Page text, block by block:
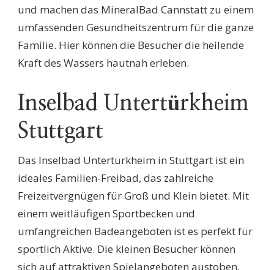
und machen das MineralBad Cannstatt zu einem
umfassenden Gesundheitszentrum für die ganze
Familie. Hier können die Besucher die heilende
Kraft des Wassers hautnah erleben.
Inselbad Untertürkheim
Stuttgart
Das Inselbad Untertürkheim in Stuttgart ist ein
ideales Familien-Freibad, das zahlreiche
Freizeitvergnügen für Groß und Klein bietet. Mit
einem weitläufigen Sportbecken und
umfangreichen Badeangeboten ist es perfekt für
sportlich Aktive. Die kleinen Besucher können
sich auf attraktiven Spielangeboten austoben,